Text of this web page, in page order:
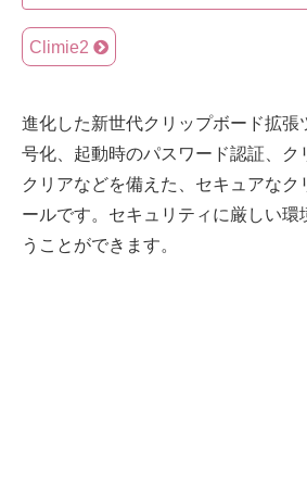
Climie2
進化した新世代クリップボード拡張
号化、起動時のパスワード認証、ク
クリアなどを備えた、セキュアなク
ールです。セキュリティに厳しい環
うことができます。